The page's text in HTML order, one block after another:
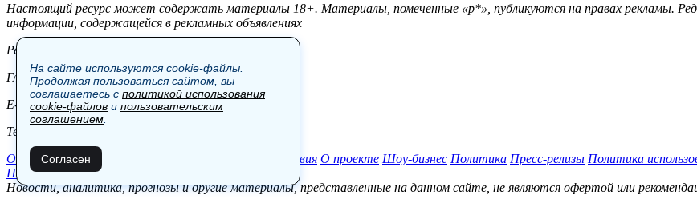
Настоящий ресурс может содержать материалы 18+. Материалы, помеченные «р*», публикуются на правах рекламы.
информации, содержащейся в рекламных объявлениях
Редакция:
Главный редактор: Боровов М.С.
E-mail: site@vestnik.net, reb.msk@yandex.ru
Тел.: +7 (921) 720-00-97
Общество Экономика Происшествия О проекте Шоу-бизнес Политика Пресс-релизы Политика
Пользовательское соглашение
Новости, аналитика, прогнозы и другие материалы, представленные на данном сайте, не являются офертой или
На сайте используются cookie-файлы.
Продолжая пользоваться сайтом, вы
соглашаетесь с политикой использования
cookie-файлов и пользовательским
соглашением
Согласен